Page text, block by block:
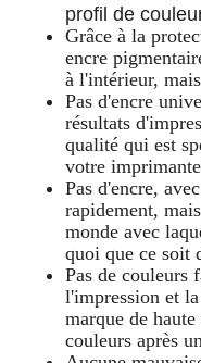
profil de
Grâce à la
encre
à l'intérieur,
Pas d'encre
résultats
qualité qui est
votre
Pas d'encre,
rapidement,
monde avec
quoi que ce soit
Pas de couleurs
l'impression et
marque de
couleurs après